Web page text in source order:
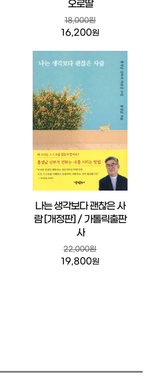
오로딸
18,000원
16,200원
나는 생각보다 괜찮은 사
람 [개정판] / 가톨릭출판
사
22,000원
19,800원